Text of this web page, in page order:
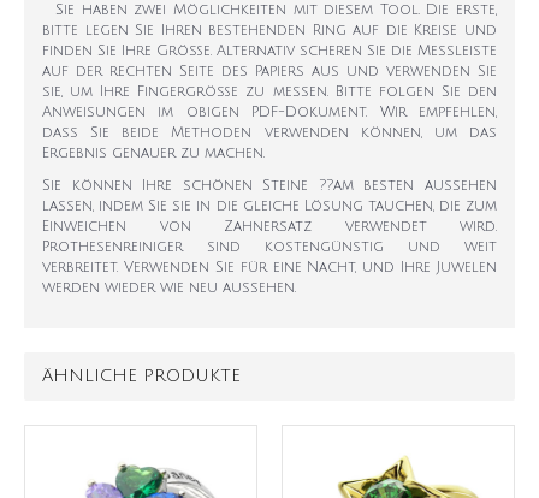
Sie haben zwei Möglichkeiten mit diesem Tool. Die erste,
bitte legen Sie Ihren bestehenden Ring auf die Kreise und
finden Sie Ihre Größe. Alternativ scheren Sie die Messleiste
auf der rechten Seite des Papiers aus und verwenden Sie
sie, um Ihre Fingergröße zu messen. Bitte folgen Sie den
Anweisungen im obigen PDF-Dokument. Wir empfehlen,
dass Sie beide Methoden verwenden können, um das
Ergebnis genauer zu machen.
Sie können Ihre schönen Steine ??am besten aussehen
lassen, indem Sie sie in die gleiche Lösung tauchen, die zum
Einweichen von Zahnersatz verwendet wird.
Prothesenreiniger sind kostengünstig und weit
verbreitet. Verwenden Sie für eine Nacht, und Ihre Juwelen
werden wieder wie neu aussehen.
ÄHNLICHE PRODUKTE